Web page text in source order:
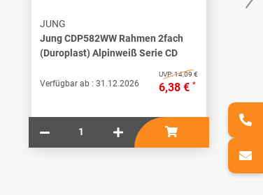
JUNG
Jung CDP582WW Rahmen 2fach
(Duroplast) Alpinweiß Serie CD
Verfügbar ab : 31.12.2026
UVP:14,09 €
6,38 € *